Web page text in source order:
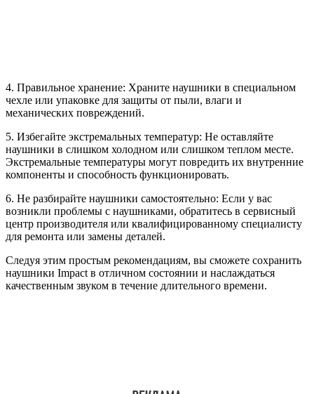
4. Правильное хранение: Храните наушники в специальном
чехле или упаковке для защиты от пыли, влаги и
механических повреждений.
5. Избегайте экстремальных температур: Не оставляйте
наушники в слишком холодном или слишком теплом месте.
Экстремальные температуры могут повредить их внутренние
компоненты и способность функционировать.
6. Не разбирайте наушники самостоятельно: Если у вас
возникли проблемы с наушниками, обратитесь в сервисный
центр производителя или квалифицированному специалисту
для ремонта или замены деталей.
Следуя этим простым рекомендациям, вы сможете сохранить
наушники Impact в отличном состоянии и наслаждаться
качественным звуком в течение длительного времени.